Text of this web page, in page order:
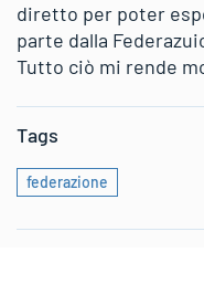
diretto per poter
parte dalla
Tutto ciò mi rende
Tags
federazione